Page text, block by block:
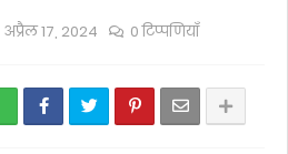
अप्रैल 17, 2024 0 टिप्पणियाँ